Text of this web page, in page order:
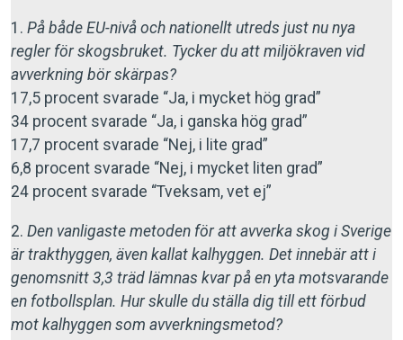
1. På både EU-nivå och nationellt utreds just nu nya
regler för skogsbruket. Tycker du att miljökraven vid
avverkning bör skärpas?
17,5 procent svarade “Ja, i mycket hög grad”
34 procent svarade “Ja, i ganska hög grad”
17,7 procent svarade “Nej, i lite grad”
6,8 procent svarade “Nej, i mycket liten grad”
24 procent svarade “Tveksam, vet ej”
2. Den vanligaste metoden för att avverka skog i Sverige
är trakthyggen, även kallat kalhyggen. Det innebär att i
genomsnitt 3,3 träd lämnas kvar på en yta motsvarande
en fotbollsplan. Hur skulle du ställa dig till ett förbud
mot kalhyggen som avverkningsmetod?